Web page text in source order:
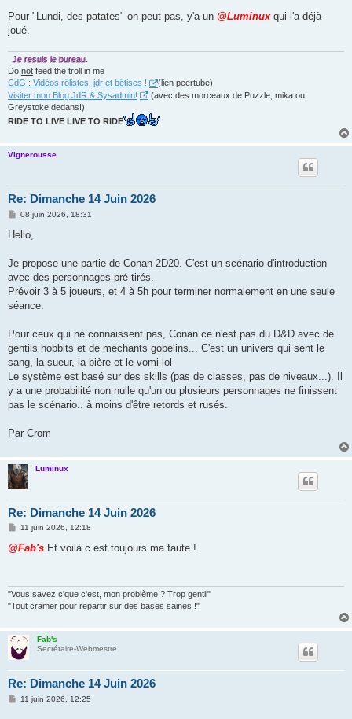
g
Pour "Lundi, des patates" on peut pas, y'a un @Luminuxqui l'a déjà
joué.
Je resuis le bureau.
Do not feed the troll in me
CdG : Vidéos rôlistes, jdr et bêtises !
(lien peertube)
Visiter mon Blog JdR & Sysadmin!
(avec des morceaux de Puzzle, mika ou
Greystoke dedans!)
RIDE TO LIVE LIVE TO RIDE
Vignerousse
Re: Dimanche 14 Juin 2026
M
s
g
08 juin 2026, 18:31
Hello,
Je propose une partie de Conan 2D20. C'est un scénario d'introduction
avec des personnages pré-tirés.
Prévoir 3 à 5 joueurs, et 4 à 5h pour terminer normalement en une seule
séance.
Pour ceux qui ne connaissent pas, Conan ce n'est pas du D&D avec de
gentils hobbits et de méchants gobelins... C'est un univers qui sent le
sang, la sueur, la bière et le vomi lol
Le système est basé sur des skills (pas de classes, pas de niveaux...). Il
y a une probabilité non nulle qu'un ou plusieurs personnages ne finissent
pas le scénario.. à moins d'être retords et rusés.
Par Crom
Luminux
Re: Dimanche 14 Juin 2026
M
s
11 juin 2026, 12:18
@Fab's Et voilà c est toujours ma faute !
"Vous savez c'que c'est, mon problème ? Trop gentil"
"Tout cramer pour repartir sur des bases saines !"
Fab's
Secrétaire-Webmestre
Re: Dimanche 14 Juin 2026
M11 juin 2026, 12:25